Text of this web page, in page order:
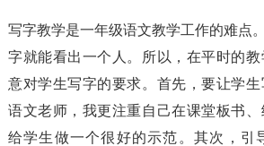
写字教学是一年级语文教学工作的难点
字就能看出一个人。所以，在平时的
意对学生写字的要求。首先，要让学
语文老师，我更注重自己在课堂板书
给学生做一个很好的示范。其次，引